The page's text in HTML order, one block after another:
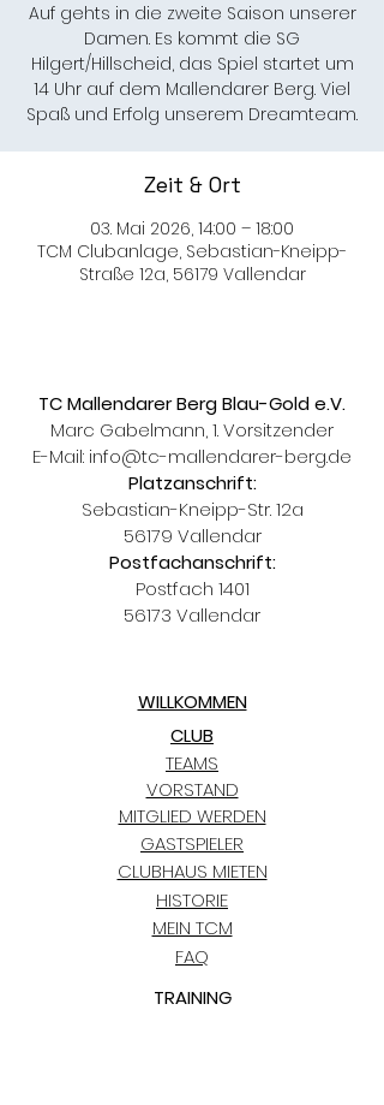
Auf gehts in die zweite Saison unserer
Damen. Es kommt die SG
Hilgert/Hillscheid, das Spiel startet um
14 Uhr auf dem Mallendarer Berg. Viel
Spaß und Erfolg unserem Dreamteam.
Zeit & Ort
03. Mai 2026, 14:00 – 18:00
TCM Clubanlage, Sebastian-Kneipp-
Straße 12a, 56179 Vallendar
TC Mallendarer Berg Blau-Gold e.V.
Marc Gabelmann, 1. Vorsitzender
E-Mail: info@tc-mallendarer-berg.de
Platzanschrift:
Sebastian-Kneipp-Str. 12a
56179 Vallendar
Postfachanschrift:
Postfach 1401
56173 Vallendar
WILLKOMMEN
TEAMS
VORSTAND
CLUB
HISTORIE
MITGLIED WERDEN
GASTSPIELER
CLUBHAUS MIETEN
MEIN TCM
FAQ
TRAINING